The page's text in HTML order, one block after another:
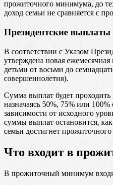
прожиточного минимума, до
доход семьи не сравняется с
Президентские выплаты
В соответствии с Указом
утверждена новая
детьми от восьми до
совершеннолетия).
Сумма выплат будет проходить
назначаясь 50%, 75% или
зависимости от исходного
суммы выплат остановится,
семьи достигнет
Что входит в
В прожиточный минимум